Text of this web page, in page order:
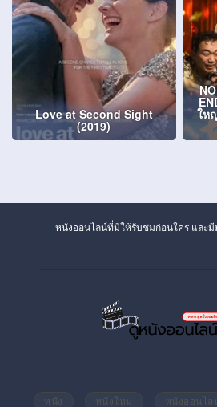
Love at Second Sight
(2019)
ให
หนังออนไลน์ที่มีให้รับชมก่อนใคร และมี
หนัง หนังใหม่ หนังออนไล